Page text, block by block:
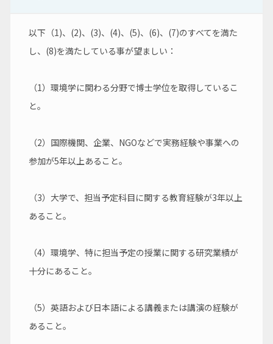
以下（1)、(2)、(3)、(4)、(5)、(6)、(7)のすべてを満た
し、(8)を満たしている事が望ましい：
（1）環境学に関わる分野で博士学位を取得しているこ
と。
（2）国際機関、企業、NGOなどで実務経験や事業への
参加が5年以上あること。
（3）大学で、担当予定科目に関する教育経験が3年以上
あること。
（4）環境学、特に担当予定の授業に関する研究業績が
十分にあること。
（5）英語および日本語による講義または講演の経験が
あること。